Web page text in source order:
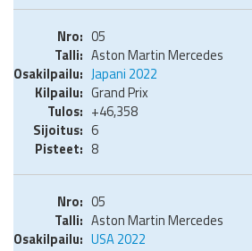
05
Aston Martin Mercedes
Japani 2022
Grand Prix
+46,358
6
8
05
Aston Martin Mercedes
USA 2022